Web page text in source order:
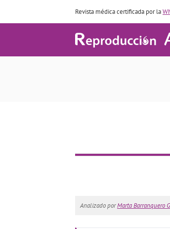
Revista médica certificada por la
Analizado porMarta Barranquero